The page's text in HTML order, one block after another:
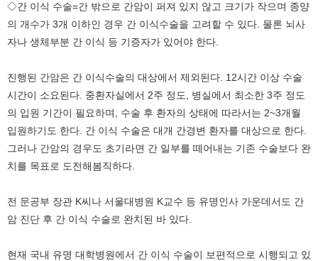
◇간 이식 수술=간 밖으로 간암이 퍼져 있지 않고 크기가 작으며 종양
의 개수가 3개 이하인 경우 간 이식수술을 고려할 수 있다. 물론 뇌사
자나 생체부분 간 이식 등 기증자가 있어야 한다.
진행된 간암은 간 이식수술의 대상에서 제외된다. 12시간 이상 수술
시간이 소요된다. 중환자실에서 2주 정도, 병실에서 최소한 3주 정도
의 입원 기간이 필요하며, 수술 후 환자의 상태에 따라서는 2~3개월
입원하기도 한다. 간 이식 수술은 대개 간경변 환자를 대상으로 한다.
그러나 간암의 경우도 초기라면 간 일부를 떼어내는 기존 수술보다 완
치를 목표로 도전해봄직하다.
전 문공부 장관 K씨나 서울대병원 K교수 등 유명인사 가운데서도 간
암 진단 후 간 이식 수술로 완치된 바 있다.
현재 국내 유명 대학병원에서 간 이식 수술이 보편적으로 시행되고 있